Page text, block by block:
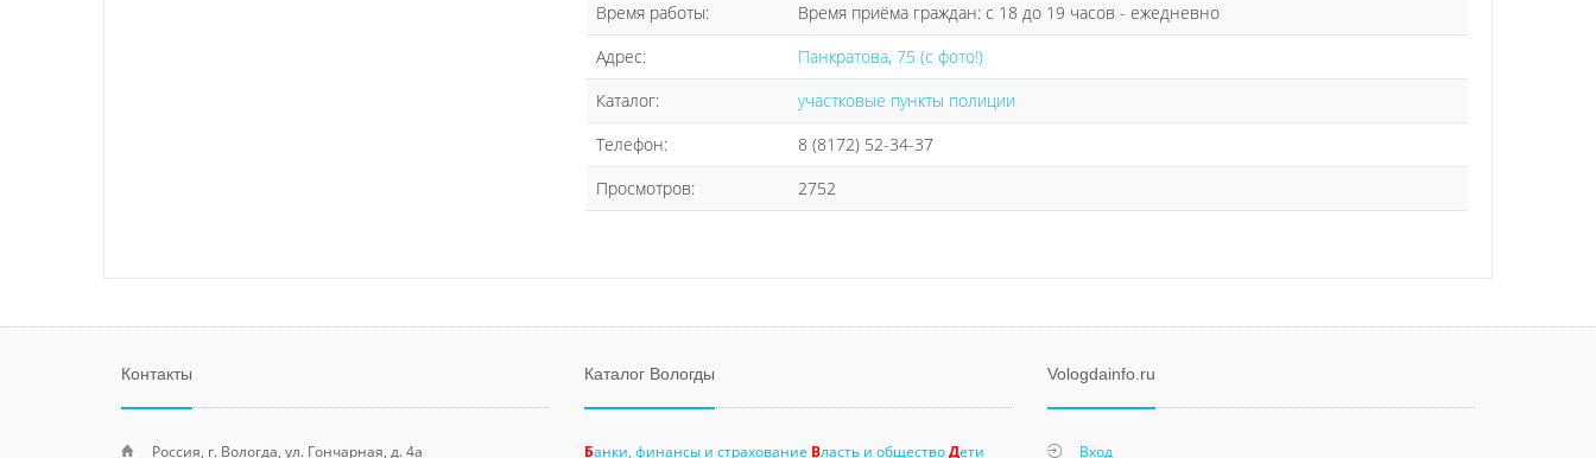
Время работы:
Время приёма граждан: с 18 до 19 часов - ежедневно
Адрес:
Панкратова, 75 (с фото!)
Каталог:
участковые пункты полиции
Телефон:
8 (8172) 52-34-37
Просмотров:
2752
Контакты
Россия, г. Вологда, ул. Гончарная, д. 4а
Каталог Вологды
Банки, финансы и страхование Власть и обществоДети
Vologdainfo.ru
Вход